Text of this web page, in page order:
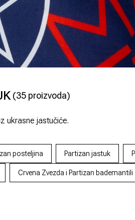
(35 proizvoda)
ukrasne jastučiće.
posteljina Partizan jastuk
Crvena Zvezda i Partizan bademantili